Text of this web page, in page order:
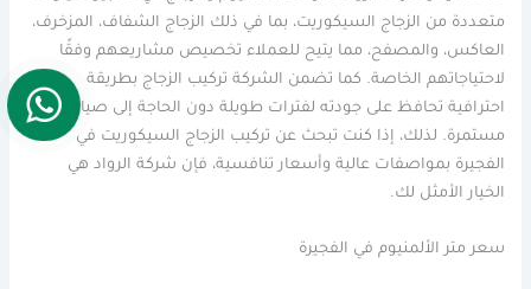
متعددة من الزجاج السيكوريت، بما في ذلك الزجاج الشفاف، المزخرف،
العاكس، والمصفح، مما يتيح للعملاء تخصيص مشاريعهم وفقًا
لاحتياجاتهم الخاصة. كما تضمن الشركة تركيب الزجاج بطريقة
احترافية تحافظ على جودته لفترات طويلة دون الحاجة إلى صيانة
مستمرة. لذلك، إذا كنت تبحث عن تركيب الزجاج السيكوريت في
الفجيرة بمواصفات عالية وأسعار تنافسية، فإن شركة الرواد هي
الخيار الأمثل لك.
سعر متر الألمنيوم في الفجيرة